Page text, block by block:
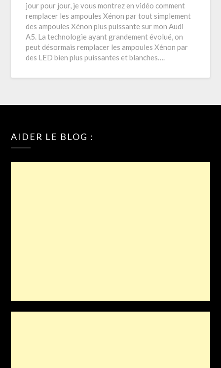
jour pour jour, je vous montrez en vidéo comment
remplacer les ampoules Xénon par tout simplement
des ampoules Xénon plus puissante sur mon Audi
A5. La technologie ayant grandement évolué, on
peut désormais remplacer les ampoules Xénon par
des LED bien plus puissantes et blanches….
AIDER LE BLOG :